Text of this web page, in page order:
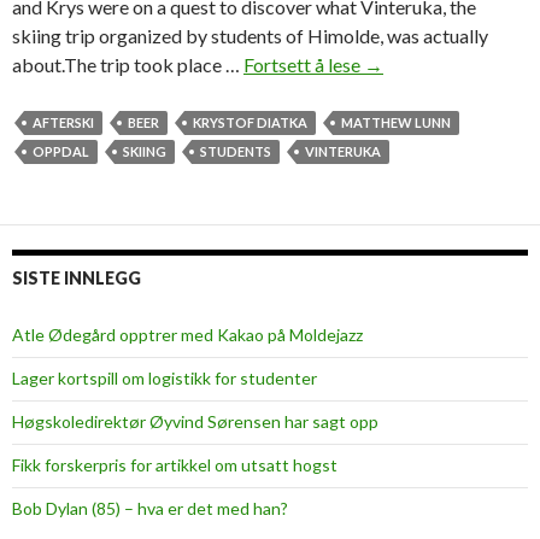
and Krys were on a quest to discover what Vinteruka, the
skiing trip organized by students of Himolde, was actually
about.The trip took place … Fortsett å lese B
e
r
a
a
→
AFTERSKI BEER KRYSTOF DIATKA
MATTHEW LUNN
OPPDAL
SKIING STUDENTS VINTERUKA
SISTE INNLEGG
Atle Ødegård opptrer med Kakao på Moldejazz
Lager kortspill om logistikk for studenter
Høgskoledirektør Øyvind Sørensen har sagt opp
Fikk forskerpris for artikkel om utsatt hogst
Bob Dylan (85) – hva er det med han?